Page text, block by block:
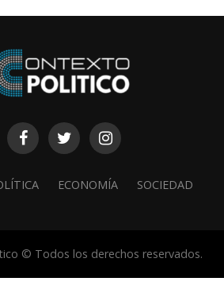
ECONOMÍA SOCIEDAD
© Todos los derechos reservados.